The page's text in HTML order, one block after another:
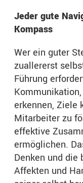
Jeder gute
Kompass
Wer ein guter
zuallererst
Führung
erkennen, Ziele
Mitarbeiter zu
effektive
ermöglichen.
Denken und die
Affekten und